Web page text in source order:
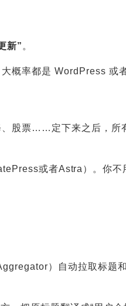
新” 。
概率都是 WordPress
股票……定下来之后，所
或者Astra）。你
）自动拉取标题和